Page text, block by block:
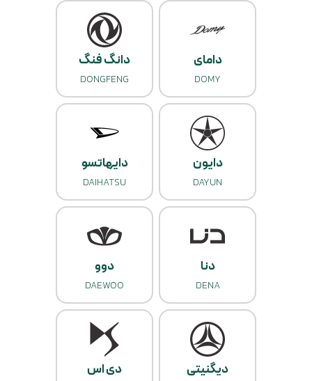
دامای
DOMY
دانگ فنگ
DONGFENG
دایون
DAYUN
دایهاتسو
DAIHATSU
دنا
DENA
دوو
DAEWOO
دیگنیتی دی اس